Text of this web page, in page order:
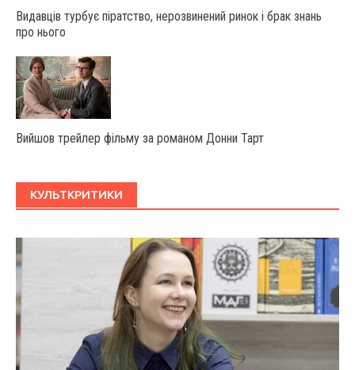
Видавців турбує піратство, нерозвинений ринок і брак знань
про нього
Вийшов трейлер фільму за романом Донни Тарт
КУЛЬТКРИТИКИ